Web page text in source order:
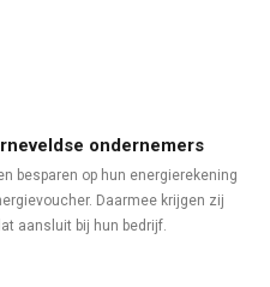
ondernemers
besparen op hun energierekening
Daarmee krijgen zij
aansluit bij hun bedrijf.